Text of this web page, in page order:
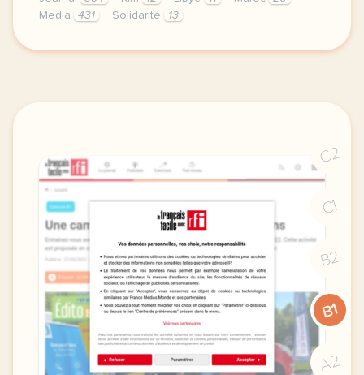
Media
431 Solidarité 13
exercice b1 turquie la solidarite s organise apres
C2
C1
B2
B1
A2